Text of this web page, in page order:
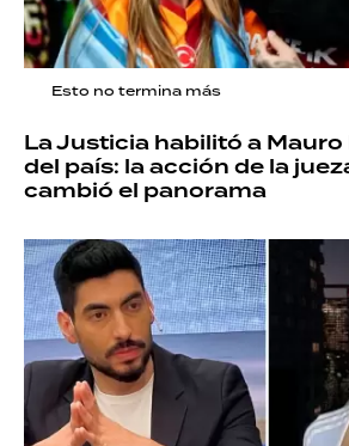
Esto no termina más
La Justicia habilitó a Mauro
del país: la acción de la
cambió el panorama